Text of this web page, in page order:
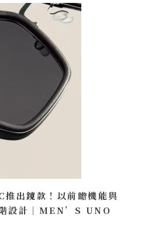
出鏡款！以前瞻機能與
設計｜MEN’S UNO